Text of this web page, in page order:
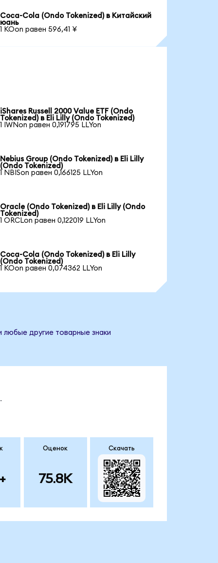
Coca-Cola (Ondo Tokenized) в Китайский
юань
1 KOon равен 596,41 ¥
iShares Russell 2000 Value ETF (Ondo
Tokenized) в Eli Lilly (Ondo Tokenized)
1 IWNon равен 0,191795 LLYon
Nebius Group (Ondo Tokenized) в Eli Lilly
(Ondo Tokenized)
1 NBISon равен 0,166125 LLYon
Oracle (Ondo Tokenized) в Eli Lilly (Ondo
Tokenized)
1 ORCLon равен 0,122019 LLYon
Coca-Cola (Ondo Tokenized) в Eli Lilly
(Ondo Tokenized)
1 KOon равен 0,074362 LLYon
другие товарные знаки
Оценок
75.8K
Скачать